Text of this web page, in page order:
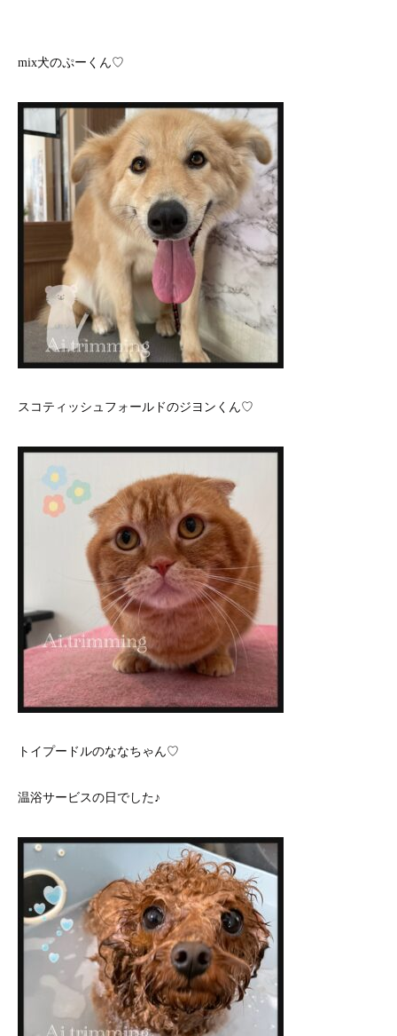
mix犬のぷーくん♡
スコティッシュフォールドのジヨンくん♡
トイプードルのななちゃん♡
温浴サービスの日でした♪